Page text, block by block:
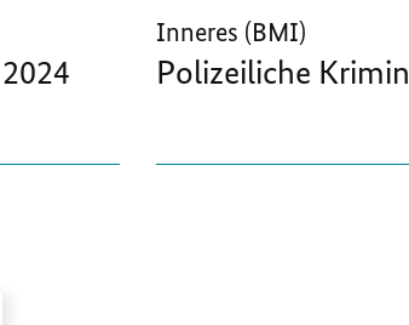
Inneres (BMI)
Polizeiliche